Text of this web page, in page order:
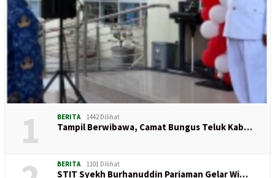
1 BERITA 1442 Dilihat
Tampil Berwibawa, Camat Bungus Teluk Kab…
BERITA 1101 Dilihat
STIT Syekh Burhanuddin Pariaman Gelar Wi…